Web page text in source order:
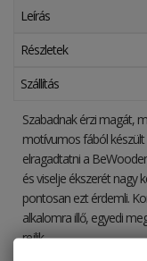
Leírás
Részletek
Szállítás
Szabadnak érzi magát,
motívumos fából készült
elragadtatni a
és viselje ékszerét nagy
pontosan ezt érdemli.
alkalomra illő, egyedi
rejlik.